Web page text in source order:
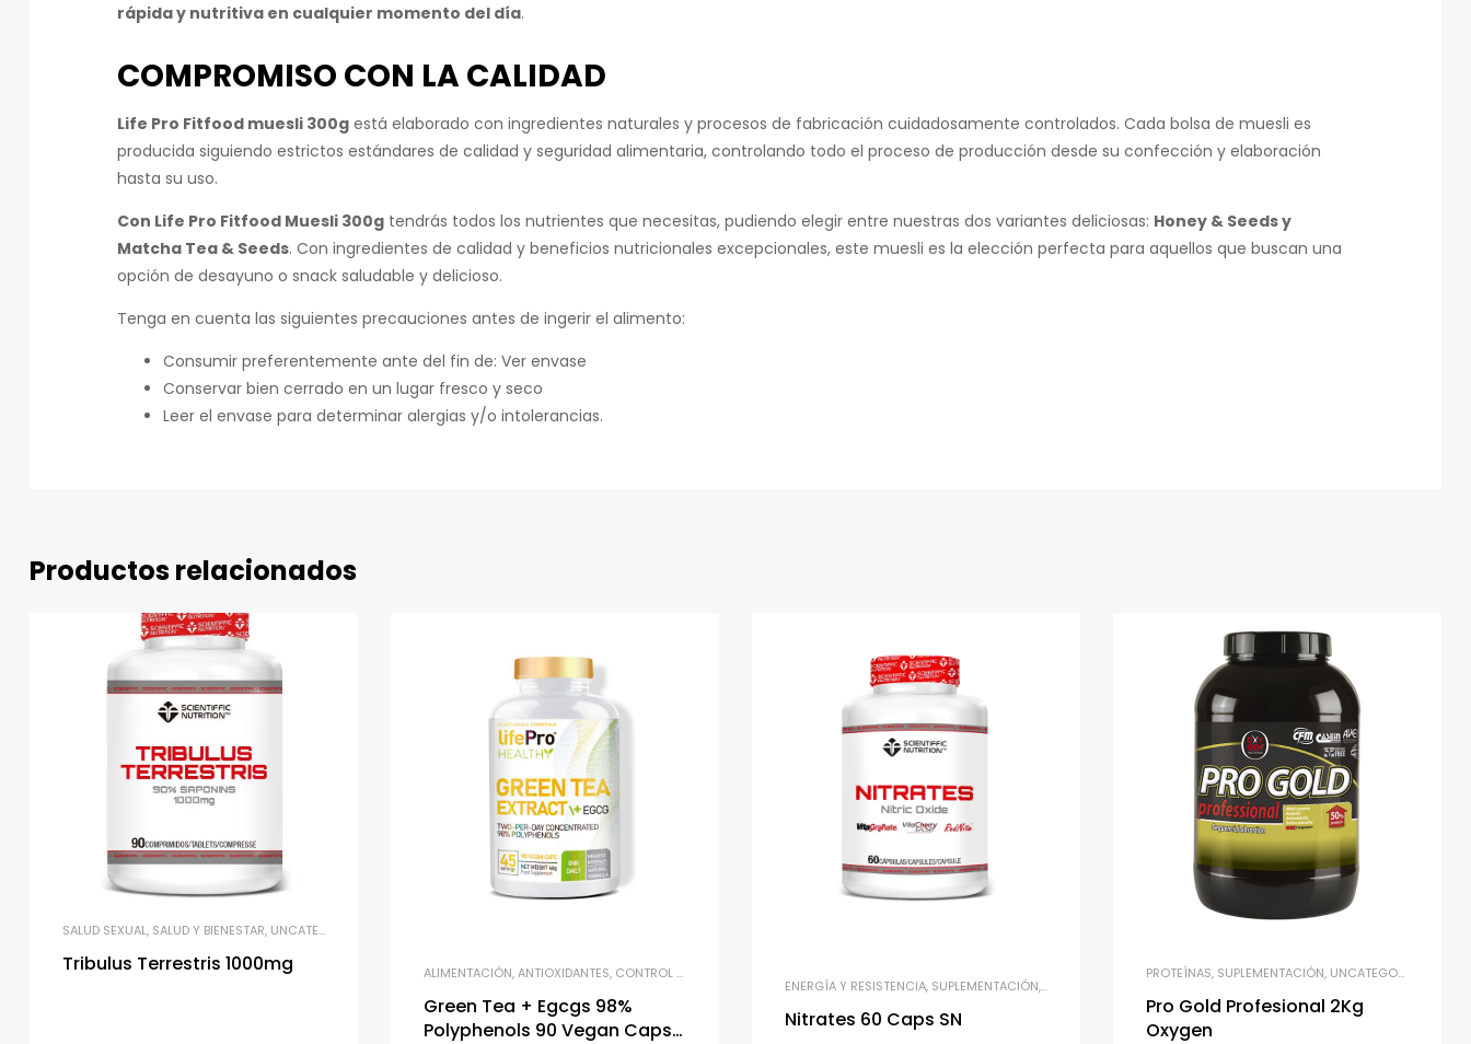
rápida y nutritiva en cualquier momento del día.
COMPROMISO CON LA CALIDAD
Life Pro Fitfood muesli 300g está elaborado con ingredientes naturales y procesos de fabricación cuidadosamente controlados. Cada bolsa de muesli es
producida siguiendo estrictos estándares de calidad y seguridad alimentaria, controlando todo el proceso de producción desde su confección y elaboración
hasta su uso.
Con Life Pro Fitfood Muesli 300g tendrás todos los nutrientes que necesitas, pudiendo elegir entre nuestras dos variantes deliciosas: Honey & Seeds y
Matcha Tea & Seeds. Con ingredientes de calidad y beneficios nutricionales excepcionales, este muesli es la elección perfecta para aquellos que buscan una
opción de desayuno o snack saludable y delicioso.
Tenga en cuenta las siguientes precauciones antes de ingerir el alimento:
Consumir preferentemente ante del fin de: Ver envase
Conservar bien cerrado en un lugar fresco y seco
Leer el envase para determinar alergias y/o intolerancias.
Productos relacionados
SALUD SEXUAL, SALUD Y BIENESTAR, UNCATEGORIZED
Tribulus Terrestris 1000mg ALIMENTACIÓN,ANTIOXIDANTES, CONTROL DE PESO
Green Tea + Egcgs 98%
Polyphenols 90 Vegan Caps
ENERGÍA Y RESISTENCIA, SUPLEMENTACIÓN,UNCATEGORIZED
Nitrates 60 Caps SN
PROTEÍNAS, SUPLEMENTACIÓN, UNCATEGORIZED
Pro Gold Profesional 2Kg
Oxygen